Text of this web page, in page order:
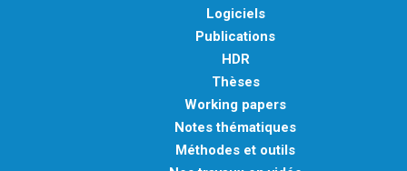
Logiciels
Publications
HDR
Thèses
Working papers
Notes thématiques
Méthodes et outils